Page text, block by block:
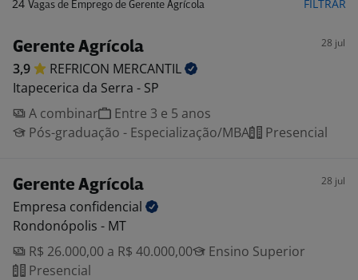
24 Vagas de Emprego de Gerente Agrícola FILTRAR
Gerente Agrícola 28 jul
3,9 REFRICON MERCANTIL
Itapecerica da Serra - SP
A combinar
Entre 3 e 5 anos
Pós-graduação - Especialização/MBA
Presencial
Gerente Agrícola 28 jul
Empresa confidencial
Rondonópolis - MT
R$ 26.000,00 a R$ 40.000,00
Ensino Superior
Presencial